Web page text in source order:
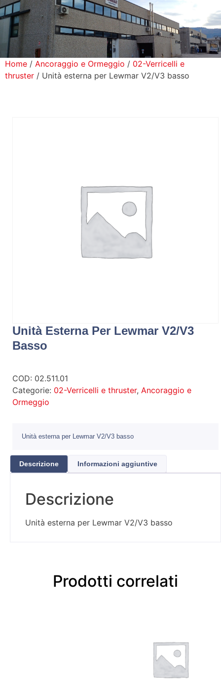
Prodotti
Home / Ancoraggio e Ormeggio / 02-Verricelli e
thruster / Unità esterna per Lewmar V2/V3 basso
Unità Esterna Per Lewmar V2/V3
Basso
COD: 02.511.01
Categorie: 02-Verricelli e thruster, Ancoraggio e
Ormeggio
Unità esterna per Lewmar V2/V3 basso
Descrizione Informazioni aggiuntive
Descrizione
Unità esterna per Lewmar V2/V3 basso
Prodotti correlati